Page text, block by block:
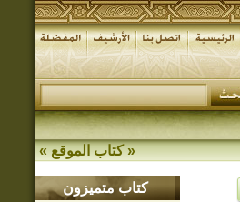
«كتاب الموقع»
كتاب متميزون